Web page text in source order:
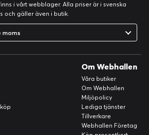
i vårt webblager. Alla priser är i svenska
och gäller även i butik.
moms
Om Webhallen
Våra butiker
Om Webhallen
Miljöpolicy
Lediga tjänster
Tillverkare
Webhallen Företag